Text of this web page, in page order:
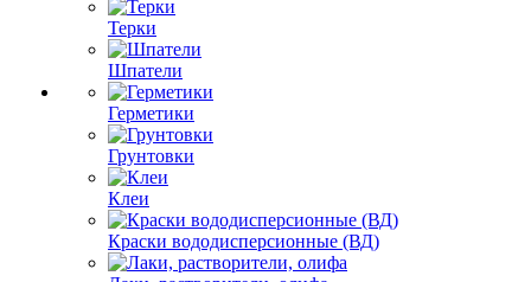
Терки
Шпатели
Герметики
Грунтовки
Клеи
Краски вододисперсионные (ВД)